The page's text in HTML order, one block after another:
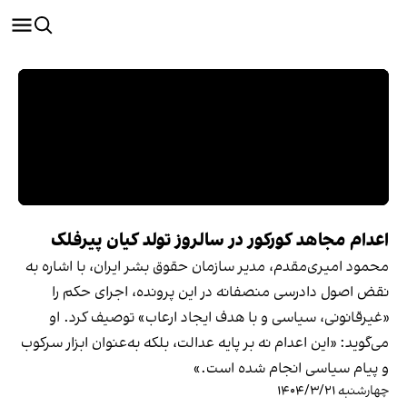
اعدام مجاهد کورکور در سالروز تولد کیان پیرفلک
محمود امیری‌مقدم، مدیر سازمان حقوق بشر ایران، با اشاره به
نقض اصول دادرسی منصفانه در این پرونده، اجرای حکم را
«غیرقانونی، سیاسی و با هدف ایجاد ارعاب» توصیف کرد. او
می‌گوید: «این اعدام نه بر پایه عدالت، بلکه به‌عنوان ابزار سرکوب
و پیام سیاسی انجام شده است.»
چهارشنبه ۱۴۰۴/۳/۲۱